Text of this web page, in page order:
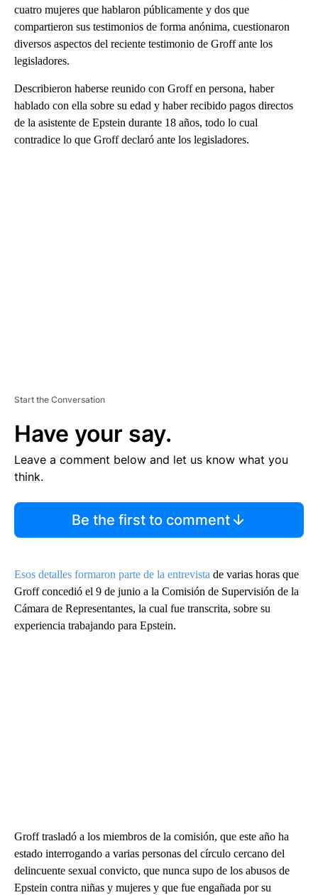
cuatro mujeres que hablaron públicamente y dos que
compartieron sus testimonios de forma anónima, cuestionaron
diversos aspectos del reciente testimonio de Groff ante los
legisladores.
Describieron haberse reunido con Groff en persona, haber
hablado con ella sobre su edad y haber recibido pagos directos
de la asistente de Epstein durante 18 años, todo lo cual
contradice lo que Groff declaró ante los legisladores.
Start the Conversation
Have your say.
Leave a comment below and let us know what you
think.
Be the first to comment
Esos detalles formaron parte de la entrevista de varias horas que
Groff concedió el 9 de junio a la Comisión de Supervisión de la
Cámara de Representantes, la cual fue transcrita, sobre su
experiencia trabajando para Epstein.
Groff trasladó a los miembros de la comisión, que este año ha
estado interrogando a varias personas del círculo cercano del
delincuente sexual convicto, que nunca supo de los abusos de
Epstein contra niñas y mujeres y que fue engañada por su